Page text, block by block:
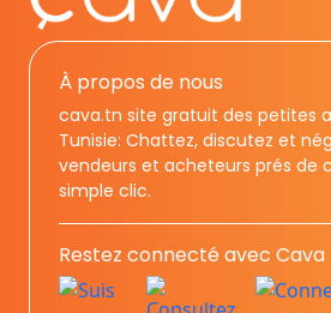
À propos de nous
cava.tn site gratuit des petites
Tunisie: Chattez, discutez et
vendeurs et acheteurs prés de
simple clic.
Restez connecté avec Cava